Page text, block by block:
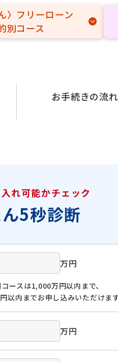
〉フリーローン
別コース
お手続きの流れ
れ可能かチェック
5秒診断
万円
ースは1,000万円以内まで、
以内までお申し込みいただけます
万円